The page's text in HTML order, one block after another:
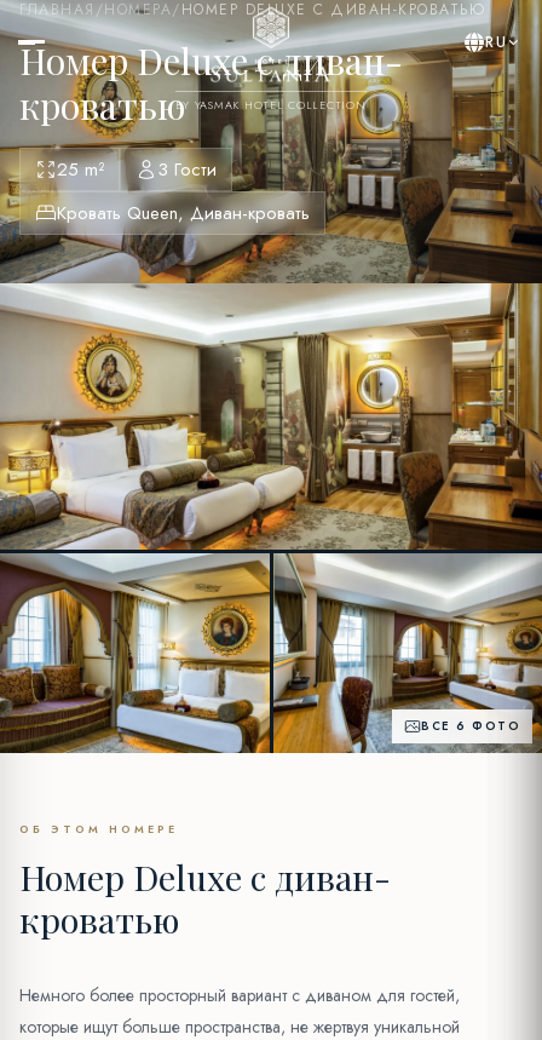
BY YASMAK HOTEL COLLECTION
RU
ГЛАВНАЯ/НОМЕРА/НОМЕР DELUXE С ДИВАН-КРОВАТЬЮ
Номер Deluxe с диван-
кроватью
25 m²
3 Гости
Кровать Queen, Диван-кровать
ВСЕ 6 ФОТО
ОБ ЭТОМ НОМЕРЕ
Номер Deluxe с диван-
кроватью
Немного более просторный вариант с диваном для гостей,
которые ищут больше пространства, не жертвуя уникальной